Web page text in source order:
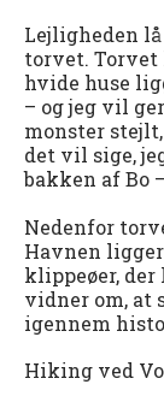
Lejligheden
torvet. Torvet
hvide huse
– og jeg vil
monster
det vil sige,
bakken af Bo
Nedenfor
Havnen
klippeøer, der
vidner om, at
igennem
Hiking ved